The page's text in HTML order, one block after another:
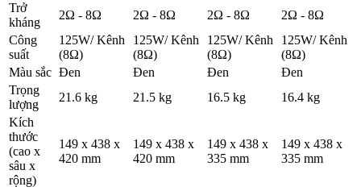
Trở
kháng
2Ω - 8Ω 2Ω - 8Ω 2Ω - 8Ω
2Ω - 8Ω
Công
suất
125W/ Kênh
(8Ω)
125W/ Kênh
(8Ω)
125W/ Kênh
(8Ω)
125W/ Kênh
(8Ω)
Màu sắc Đen Đen Đen
Đen
Trọng
lượng
21.6 kg 21.5 kg 16.5 kg
16.4 kg
Kích
thước
(cao x
sâu x
rộng)
149 x 438 x
420 mm
149 x 438 x
420 mm
149 x 438 x
335 mm
149 x 438 x
335 mm